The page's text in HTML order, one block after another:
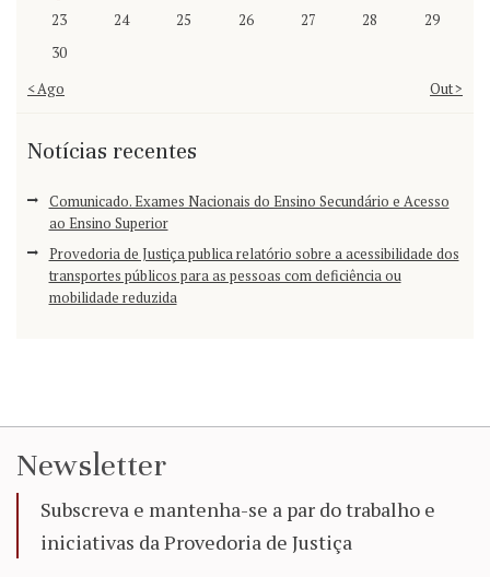
23
24 25 26 27 28
29
30
« Ago
Out »
Notícias recentes
Comunicado. Exames Nacionais do Ensino Secundário e Acesso
ao Ensino Superior
Provedoria de Justiça publica relatório sobre a acessibilidade dos
transportes públicos para as pessoas com deficiência ou
mobilidade reduzida
Newsletter
Subscreva e mantenha-se a par do trabalho e
iniciativas da Provedoria de Justiça